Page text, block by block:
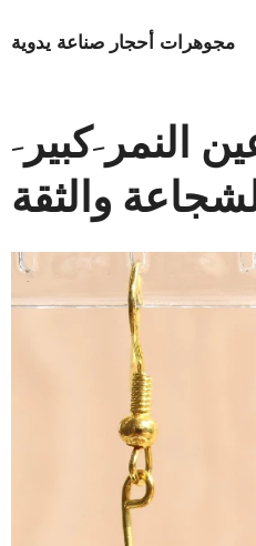
مجوهرات أحجار صناعة يدوية
النمر-كبير-
والثقة